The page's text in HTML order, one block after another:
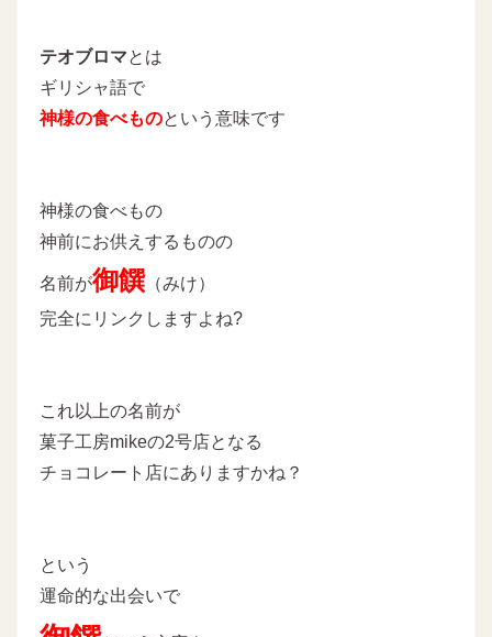
テオブロマとは
ギリシャ語で
神様の食べものという意味です
神様の食べもの
神前にお供えするものの
名前が御饌 （みけ）
完全にリンクしますよね?
これ以上の名前が
菓子工房mikeの2号店となる
チョコレート店にありますかね？
という
運命的な出会いで